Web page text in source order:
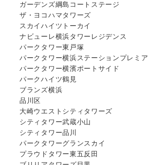
ガーデンズ綱島コートステージ
ザ・ヨコハマタワーズ
スカイハイツトーカイ
ナビューレ横浜タワーレジデンス
パークタワー東戸塚
パークタワー横浜ステーションプレミア
パークタワー横濱ポートサイド
パークハイツ鶴見
ブランズ横浜
品川区
大崎ウエストシティタワーズ
シティタワー武蔵小山
シティタワー品川
パークタワーグランスカイ
プラウドタワー東五反田